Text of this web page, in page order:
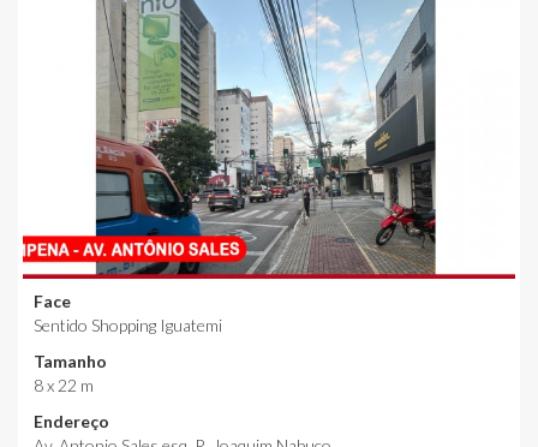
Face
Sentido Shopping Iguatemi
Tamanho
8 x 22 m
Endereço